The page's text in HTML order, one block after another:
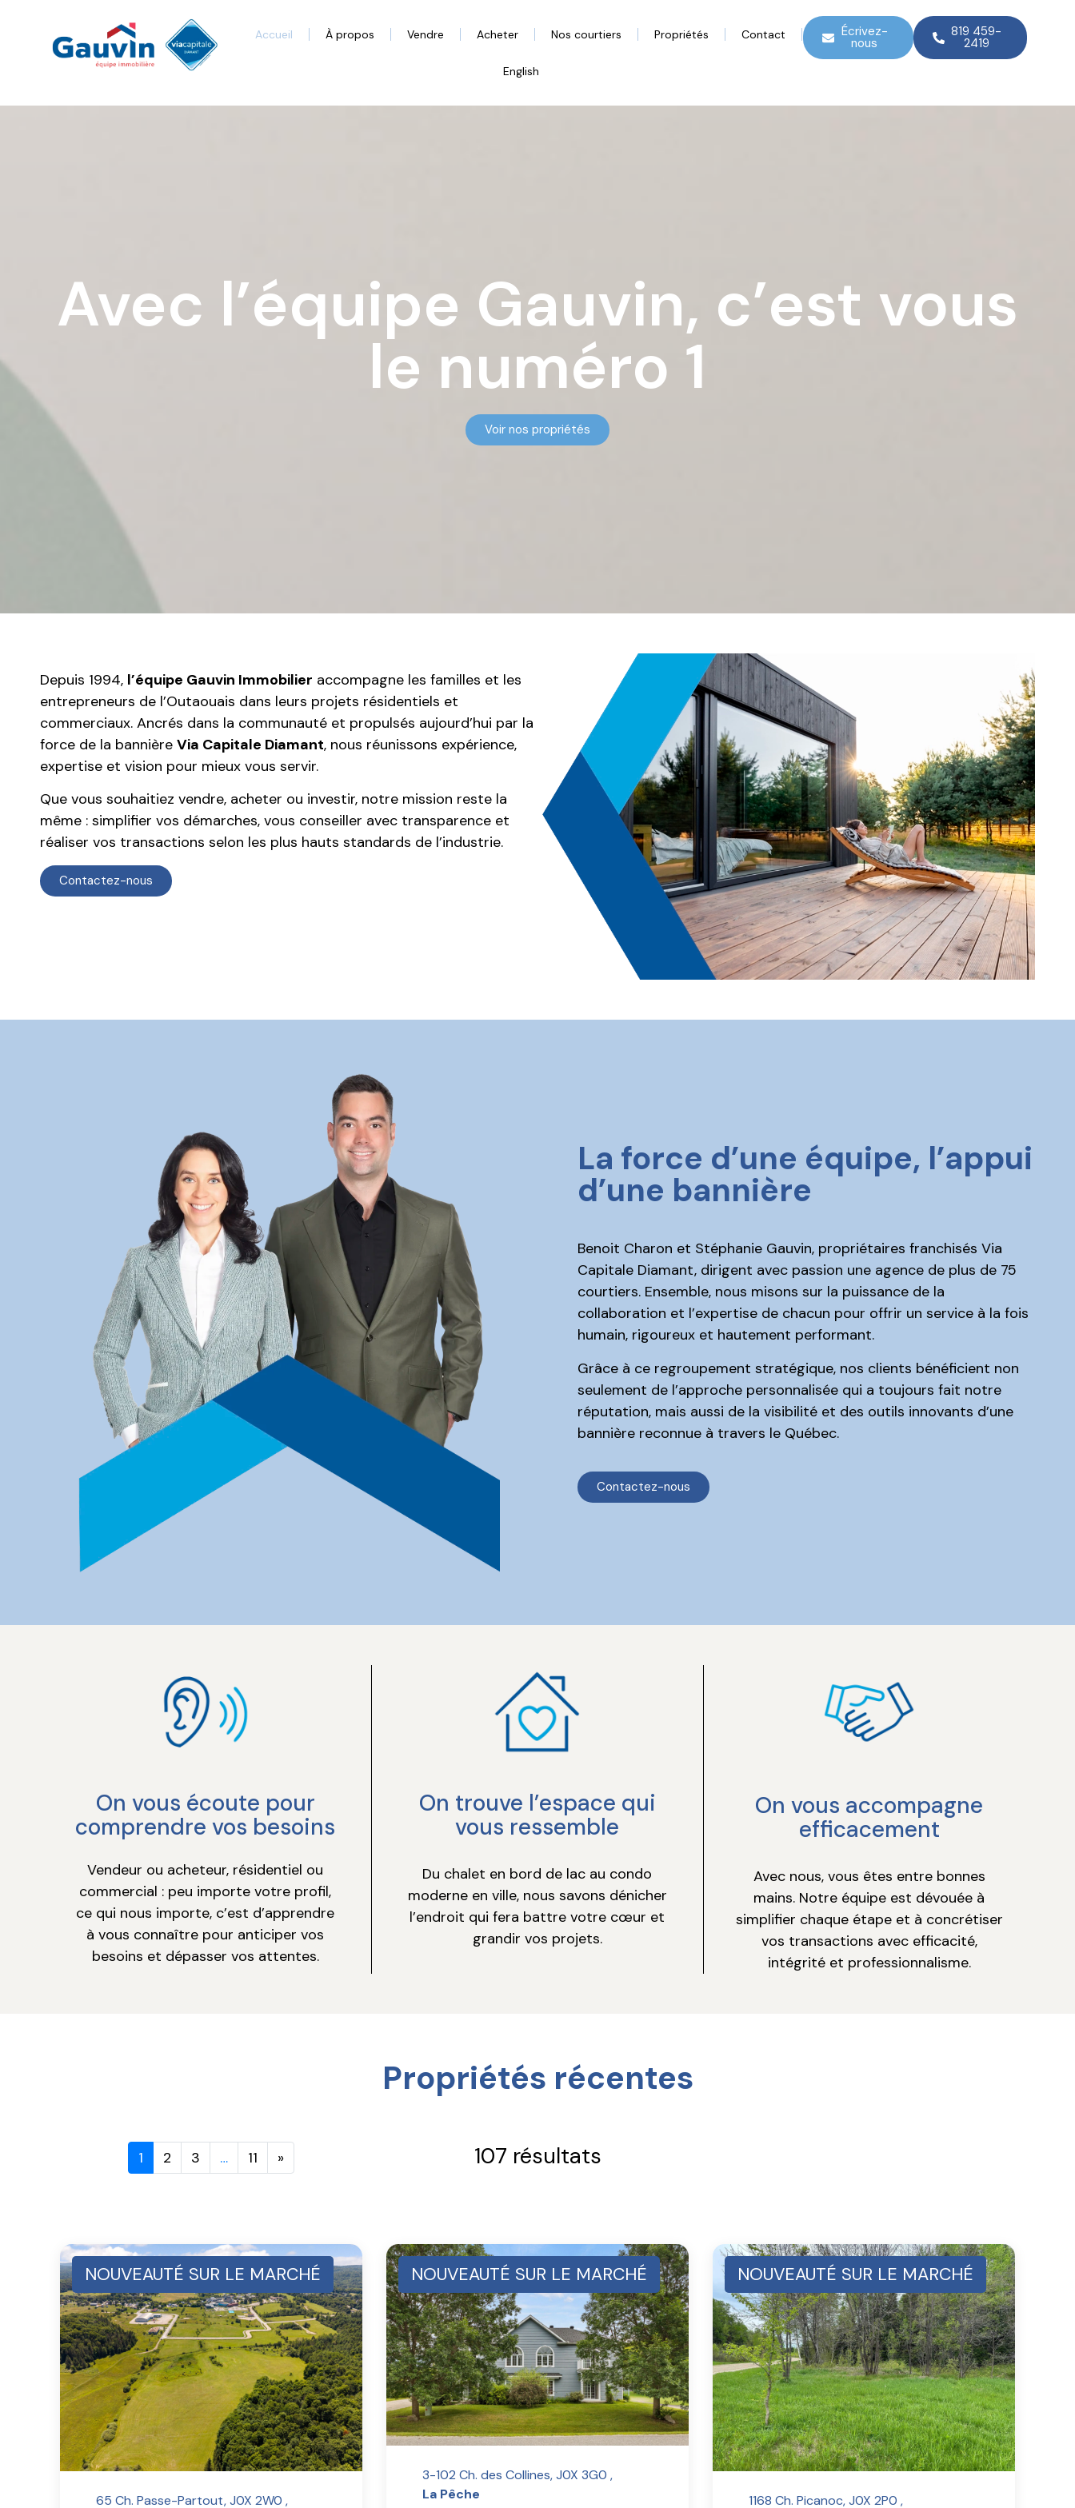
Accueil À propos Vendre Acheter Nos courtiers Propriétés Contact
English
Écrivez-
nous
819 459-
2419
Avec l’équipe Gauvin, c’est vous
le numéro 1
Voir nos propriétés
Depuis 1994, l’équipe Gauvin Immobilier accompagne les familles et les
entrepreneurs de l’Outaouais dans leurs projets résidentiels et
commerciaux. Ancrés dans la communauté et propulsés aujourd’hui par la
force de la bannière Via Capitale Diamant, nous réunissons expérience,
expertise et vision pour mieux vous servir.
Que vous souhaitiez vendre, acheter ou investir, notre mission reste la
même : simplifier vos démarches, vous conseiller avec transparence et
réaliser vos transactions selon les plus hauts standards de l’industrie.
Contactez-nous
La force d’une équipe, l’appui
d’une bannière
Benoit Charon et Stéphanie Gauvin, propriétaires franchisés Via
Capitale Diamant, dirigent avec passion une agence de plus de 75
courtiers. Ensemble, nous misons sur la puissance de la
collaboration et l’expertise de chacun pour offrir un service à la fois
humain, rigoureux et hautement performant.
Grâce à ce regroupement stratégique, nos clients bénéficient non
seulement de l’approche personnalisée qui a toujours fait notre
réputation, mais aussi de la visibilité et des outils innovants d’une
bannière reconnue à travers le Québec.
Contactez-nous
On vous écoute pour
comprendre vos besoins
Vendeur ou acheteur, résidentiel ou
commercial : peu importe votre profil,
ce qui nous importe, c’est d’apprendre
à vous connaître pour anticiper vos
besoins et dépasser vos attentes.
On trouve l’espace qui
vous ressemble
Du chalet en bord de lac au condo
moderne en ville, nous savons dénicher
l’endroit qui fera battre votre cœur et
grandir vos projets.
On vous accompagne
efficacement
Avec nous, vous êtes entre bonnes
mains. Notre équipe est dévouée à
simplifier chaque étape et à concrétiser
vos transactions avec efficacité,
intégrité et professionnalisme.
Propriétés récentes
1 2 3 … 11 » 107 résultats
NOUVEAUTÉ SUR LE MARCHÉ
65 Ch. Passe-Partout, J0X 2W0 ,
NOUVEAUTÉ SUR LE MARCHÉ
3-102 Ch. des Collines, J0X 3G0 ,
La Pêche
NOUVEAUTÉ SUR LE MARCHÉ
1168 Ch. Picanoc, J0X 2P0 ,